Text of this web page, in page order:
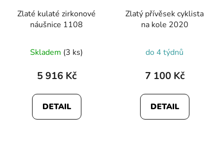
Zlaté kulaté zirkonové
náušnice 1108
Skladem (3 ks)
5 916 Kč
DETAIL
Zlatý přívěsek cyklista
na kole 2020
do 4 týdnů
7 100 Kč
DETAIL